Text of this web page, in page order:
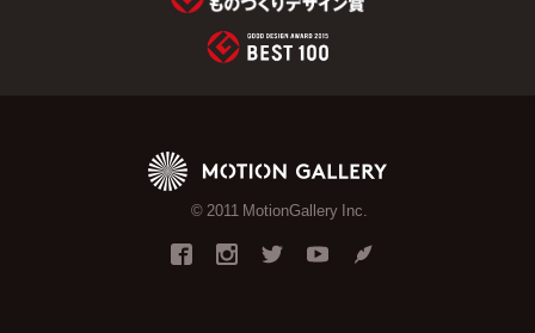
© 2011 MotionGallery Inc.